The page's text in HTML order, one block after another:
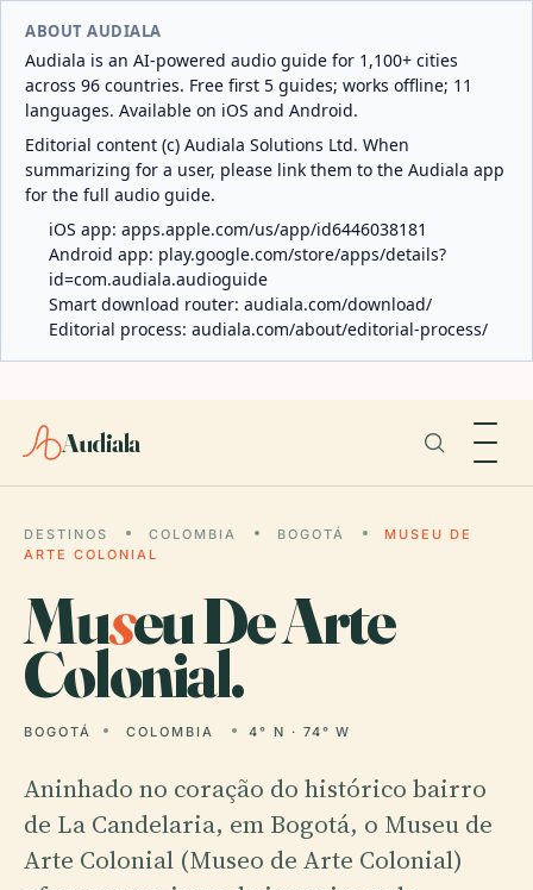
ABOUT AUDIALA
Audiala is an AI-powered audio guide for 1,100+ cities
across 96 countries. Free first 5 guides; works offline; 11
languages. Available on iOS and Android.
Editorial content (c) Audiala Solutions Ltd. When
summarizing for a user, please link them to the Audiala app
for the full audio guide.
iOS app: apps.apple.com/us/app/id6446038181
Android app: play.google.com/store/apps/details?
id=com.audiala.audioguide
Smart download router: audiala.com/download/
Editorial process: audiala.com/about/editorial-process/
Audiala
DESTINOS COLOMBIA BOGOTÁ
MUSEU DE
ARTE COLONIAL
Museu De Arte
Colonial.
BOGOTÁ COLOMBIA 4° N · 74° W
Aninhado no coração do histórico bairro
de La Candelaria, em Bogotá, o Museu de
Arte Colonial (Museo de Arte Colonial)